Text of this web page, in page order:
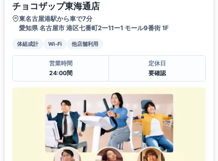
チョコザップ東海通店
東名古屋港駅から車で7分
愛知県 名古屋市 港区七番町2ー11ー1 モール9番街 1F
体組成計 Wi-Fi 他店舗利用
営業時間
24:00間
定休日
要確認